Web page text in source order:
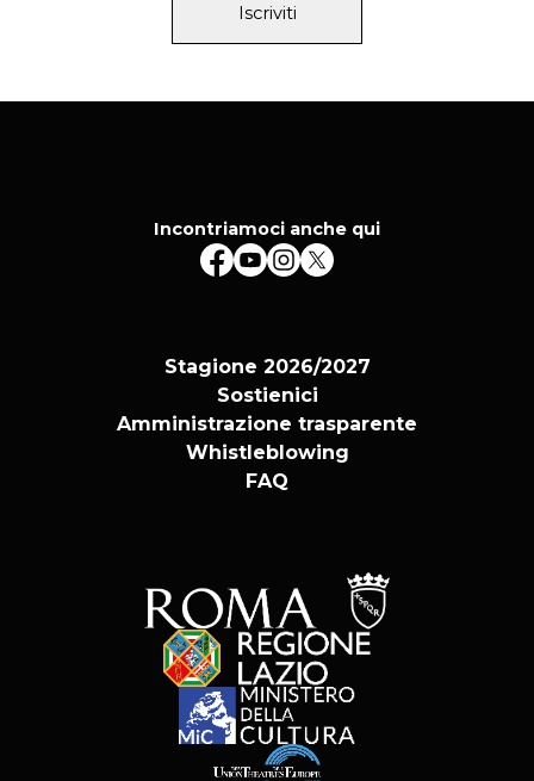
BRYGGEN – Bruges Strings
con il supporto delTax Shelter
Iscriviti
Incontriamoci anche qui
Stagione 2026/2027
Sostienici
Amministrazione trasparente
Whistleblowing
FAQ